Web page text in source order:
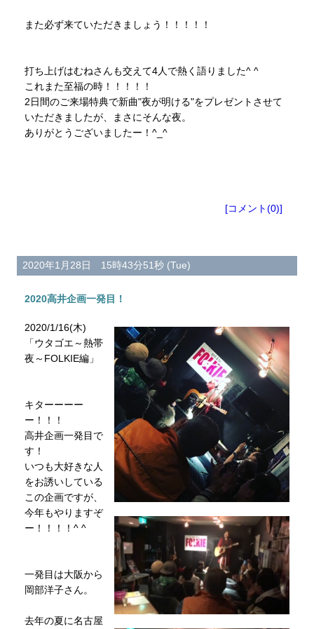
また必ず来ていただきましょう！！！！！
打ち上げはむねさんも交えて4人で熱く語りました^ ^
これまた至福の時！！！！！
2日間のご来場特典で新曲"夜が明ける"をプレゼントさせて
いただきましたが、まさにそんな夜。
ありがとうございましたー！^_^
[コメント(0)]
2020年1月28日 15時43分51秒 (Tue)
2020高井企画一発目！
2020/1/16(木)
「ウタゴエ～熱帯
夜～FOLKIE編」
キターーーー
ー！！！
高井企画一発目で
す！
いつも大好きな人
をお誘いしている
この企画ですが、
今年もやりますぞ
ー！！！！^ ^
一発目は大阪から
岡部洋子さん。
去年の夏に名古屋